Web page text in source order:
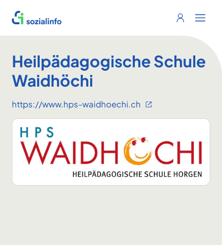
Sozialinfo
Login
Heilpädagogische Schule
Waidhöchi
https://www.hps-waidhoechi.ch